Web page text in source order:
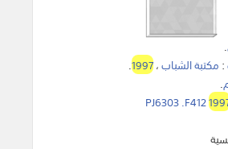
.
: مكتبة الشباب،1997
.
.
PJ6303 .F412